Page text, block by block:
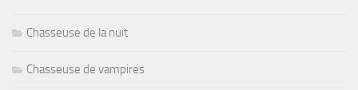
Chasseuse de la nuit
Chasseuse de vampires